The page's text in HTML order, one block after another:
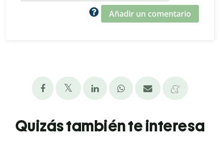
Añadir un comentario
Quizás también te interesa